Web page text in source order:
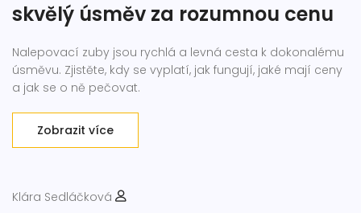
skvělý úsměv za rozumnou cenu
Nalepovací zuby jsou rychlá a levná cesta k dokonalému
úsměvu. Zjistěte, kdy se vyplatí, jak fungují, jaké mají ceny
a jak se o ně pečovat.
Zobrazit více
Klára Sedláčková